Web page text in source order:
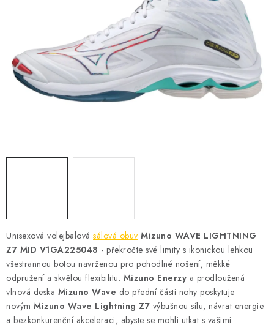
KONTAKT
BOTY DĚTSKÉ
NOVINKY
NOVINKY MIZUNO
NOVINKY INOV-8
Unisexová volejbalová sálová obuv Mizuno WAVE LIGHTNING
Z7 MID V1GA225048 - překročte své limity s ikonickou lehkou
všestrannou botou navrženou pro pohodlné nošení, měkké
odpružení a skvělou flexibilitu. Mizuno Enerzy a prodloužená
vlnová deska Mizuno Wave do přední části nohy poskytuje
novým Mizuno Wave Lightning Z7 výbušnou sílu, návrat energie
a bezkonkurenční akceleraci, abyste se mohli utkat s vašimi